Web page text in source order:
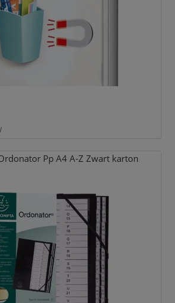
Pp A4 A-Z Zwart karton